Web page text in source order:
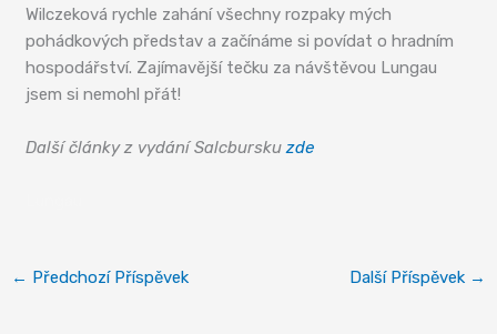
Wilczeková rychle zahání všechny rozpaky mých
pohádkových představ a začínáme si povídat o hradním
hospodářství. Zajímavější tečku za návštěvou Lungau
jsem si nemohl přát!
Další články z vydání Salcburskuzde
← Předchozí Příspěvek Další Příspěvek →